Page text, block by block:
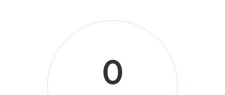
0